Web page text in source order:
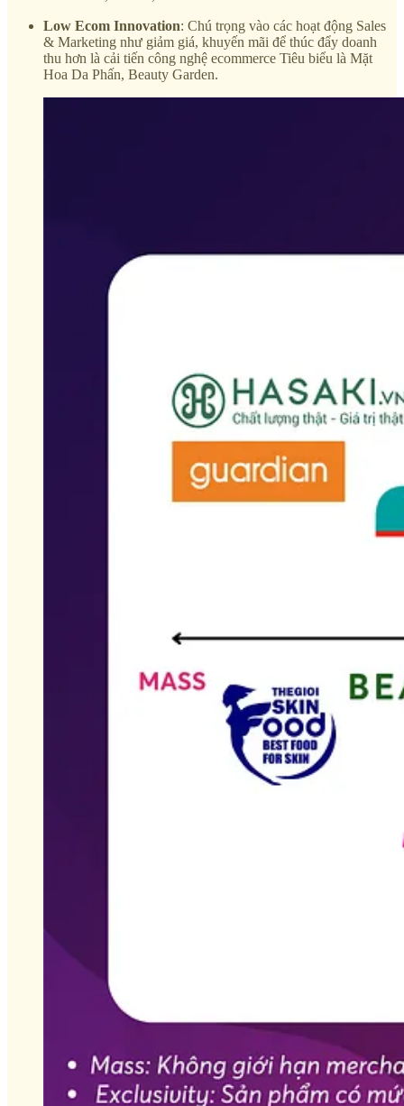
Low Ecom Innovation: Chú trọng vào các hoạt động Sales
& Marketing như giảm giá, khuyến mãi để thúc đẩy doanh
thu hơn là cải tiến công nghệ ecommerce Tiêu biểu là Mặt
Hoa Da Phấn, Beauty Garden.